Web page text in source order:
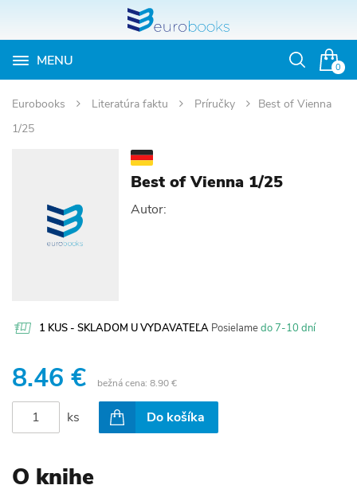
0
MENU
Otvoriť
Eurobooks Literatúra faktu Príručky
Best of Vienna
1/25
Best of Vienna 1/25
Autor:
1 KUS - SKLADOM U VYDAVATEĽA Posielamedo 7-10 dní
8.46 € bežná cena: 8.90 €
ks Do košíka
O knihe